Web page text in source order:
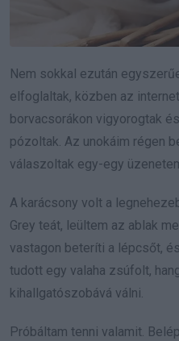
Nem sokkal ezután
elfoglaltak, közben az
borvacsorákon vigyorogtak
pózoltak. Az unokáim régen
válaszoltak egy-egy
A karácsony volt a
Grey teát, leültem az ablak
vastagon beteríti a lépcsőt,
tudott egy valaha zsúfolt,
kihallgatószobává válni.
Próbáltam tenni valamit.